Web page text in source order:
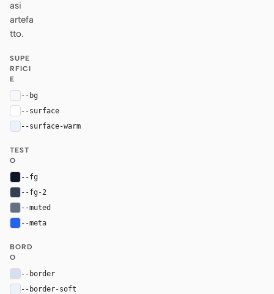
asi
artefa
tto.
SUPE
RFICI
E
--bg
--surface
--surface-warm
TEST
O
--fg
--fg-2
--muted
--meta
BORD
O
--border
--border-soft